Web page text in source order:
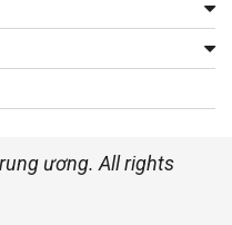
ương. All rights